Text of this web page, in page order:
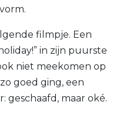
filmpje. Een
in zijn puurste
niet meekomen op
goed ging, een
geschaafd, maar oké.